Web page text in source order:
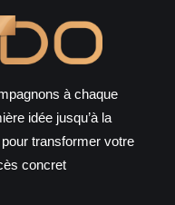
à chaque
idée jusqu’à la
transformer votre
concret